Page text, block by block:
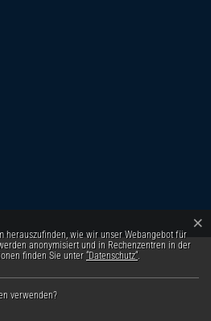
herauszufinden, wie wir unser Webangebot für
anonymisiert und in Rechenzentren in der
finden Sie unter “Datenschutz“.
verwenden?
×